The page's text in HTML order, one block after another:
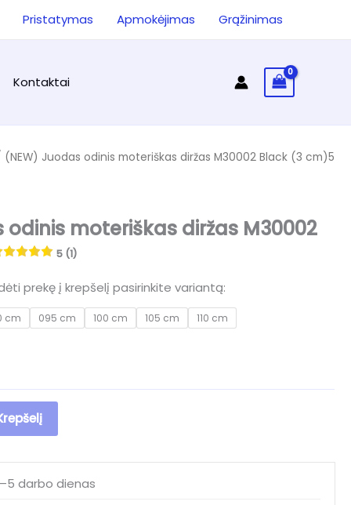
Pristatymas Apmokėjimas Grąžinimas
Kontaktai
Juodas odinis moteriškas diržas M30002 Black (3 cm)5
odinis moteriškas diržas M30002
5 (1)
prekę į krepšelį pasirinkite variantą:
cm 095 cm 100 cm 105 cm 110 cm
darbo dienas